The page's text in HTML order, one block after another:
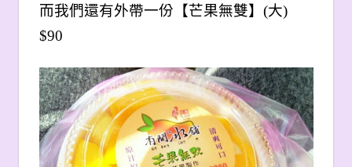
而我們還有外帶一份【芒果無雙】(大)
$90